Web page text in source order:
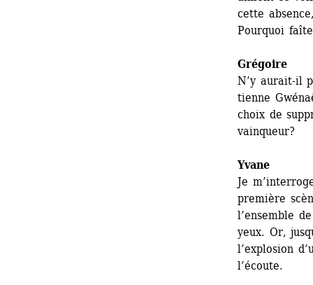
cette
Pourquoi
Grégoire
N’y aurait-il
tienne
choix de
vainqueur?
Yvane
Je
première
l’ensemble
yeux. Or,
l’explosion
l’écoute.